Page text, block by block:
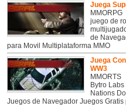
Juega
MMORPG
juego de
de
para Movil Multiplataforma MMO
Juega
WW3
MMORTS
Bytro
Nations
Juegos de Navegador Juegos Gratis